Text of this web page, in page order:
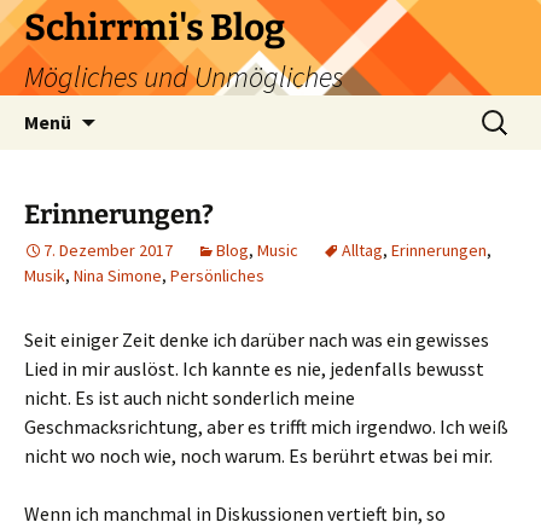
Zum
Inhalt
springen
Schirrmi's Blog
Mögliches und Unmögliches
Menü
Suchen
nach:
Erinnerungen?
7. Dezember 2017 Blog, Music Alltag, Erinnerungen,
Musik, Nina Simone, Persönliches
Seit einiger Zeit denke ich darüber nach was ein gewisses
Lied in mir auslöst. Ich kannte es nie, jedenfalls bewusst
nicht. Es ist auch nicht sonderlich meine
Geschmacksrichtung, aber es trifft mich irgendwo. Ich weiß
nicht wo noch wie, noch warum. Es berührt etwas bei mir.
Wenn ich manchmal in Diskussionen vertieft bin, so